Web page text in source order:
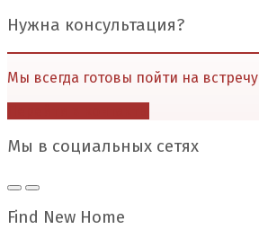
Нужна консультация?
Мы всегда готовы пойти на встречу
Мы в социальных сетях
Find New Home